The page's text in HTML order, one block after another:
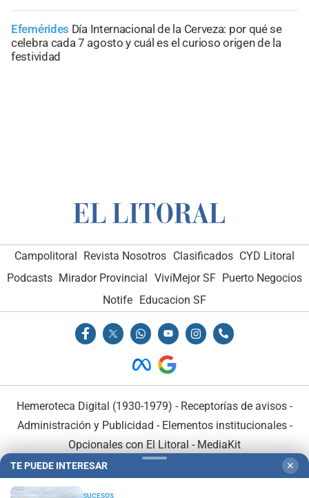
Efemérides Día Internacional de la Cerveza: por qué se
celebra cada 7 agosto y cuál es el curioso origen de la
festividad
Campolitoral Revista Nosotros Clasificados CYD Litoral
Podcasts Mirador Provincial VivíMejor SF Puerto Negocios
Notife
Educacion SF
Hemeroteca Digital (1930-1979) - Receptorías de avisos -
Administración y Publicidad - Elementos institucionales-
Opcionales con El Litoral - MediaKit
TE PUEDE INTERESAR ✕
SUCESOS